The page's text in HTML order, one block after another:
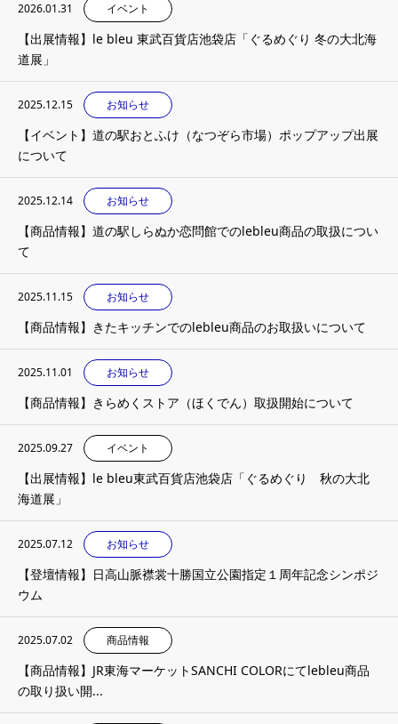
2026.01.31 イベント
【出展情報】le bleu 東武百貨店池袋店「ぐるめぐり 冬の大北海
道展」
2025.12.15 お知らせ
【イベント】道の駅おとふけ（なつぞら市場）ポップアップ出展
について
2025.12.14 お知らせ
【商品情報】道の駅しらぬか恋問館でのlebleu商品の取扱につい
て
2025.11.15 お知らせ
【商品情報】きたキッチンでのlebleu商品のお取扱いについて
2025.11.01 お知らせ
【商品情報】きらめくストア（ほくでん）取扱開始について
2025.09.27 イベント
【出展情報】le bleu東武百貨店池袋店「ぐるめぐり 秋の大北
海道展」
2025.07.12 お知らせ
【登壇情報】日高山脈襟裳十勝国立公園指定１周年記念シンポジ
ウム
2025.07.02 商品情報
【商品情報】JR東海マーケットSANCHI COLORにてlebleu商品
の取り扱い開...